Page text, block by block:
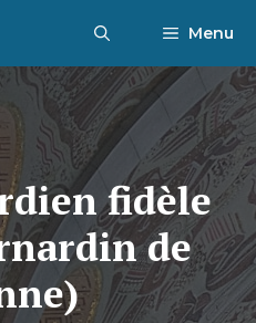
Menu
fidèle
de